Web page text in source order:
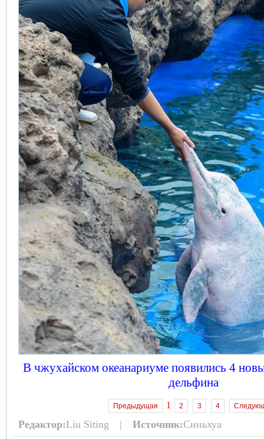
В чжухайском океанариуме появились 4
дельфина
Предыдущая 1 2 3 4
Редактор:Liu Siting | Источник:Синьхуа